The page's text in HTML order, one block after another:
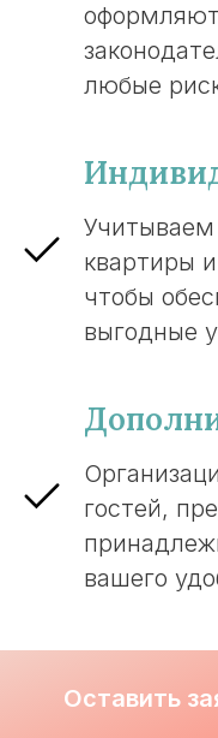
любые
Учитываем
квартиры
чтобы
выгодные
гостей,
вашего
Оставить